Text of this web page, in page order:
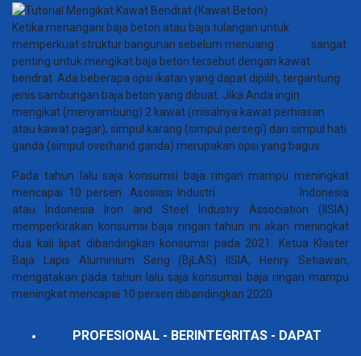
Ketika menangani baja beton atau baja tulangan untuk
memperkuat struktur bangunan sebelum menuang
sangat
penting untuk mengikat baja beton tersebut dengan kawat
bendrat. Ada beberapa opsi ikatan yang dapat dipilih, tergantung
jenis sambungan baja beton yang dibuat. Jika Anda ingin
mengikat (menyambung) 2 kawat (misalnya kawat perhiasan
atau kawat pagar), simpul karang (simpul persegi) dan simpul hati
ganda (simpul overhand ganda) merupakan opsi yang bagus.
Pada tahun lalu saja konsumsi baja ringan mampu meningkat
mencapai 10 persen. Asosiasi Industri
Indonesia
atau Indonesia Iron and Steel Industry Association (IISIA)
memperkirakan konsumsi baja ringan tahun ini akan meningkat
dua kali lipat dibandingkan konsumsi pada 2021. Ketua Klaster
Baja Lapis Aluminium Seng (BjLAS) IISIA, Henry Setiawan,
mengatakan pada tahun lalu saja konsumsi baja ringan mampu
meningkat mencapai 10 persen dibandingkan 2020.
PROFESIONAL - BERINTEGRITAS - DAPAT